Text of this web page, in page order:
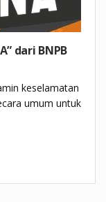
dari BNPB
keselamatan
umum untuk